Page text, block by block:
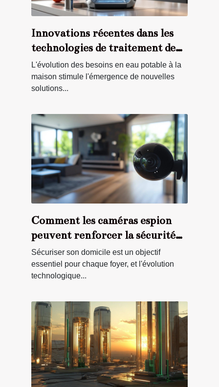
Innovations récentes dans les
technologies de traitement de
l'eau domestique
L'évolution des besoins en eau potable à la
maison stimule l'émergence de nouvelles
solutions...
Comment les caméras espion
peuvent renforcer la sécurité
domestique ?
Sécuriser son domicile est un objectif
essentiel pour chaque foyer, et l'évolution
technologique...